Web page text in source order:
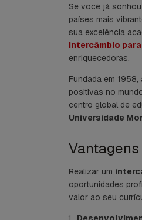
Se você já
países mais
sua excelência
intercâmbio
enriquecedoras.
Fundada em 1958,
positivas no
centro global de
Universidade
Realizar um
oportunidades
valor ao seu